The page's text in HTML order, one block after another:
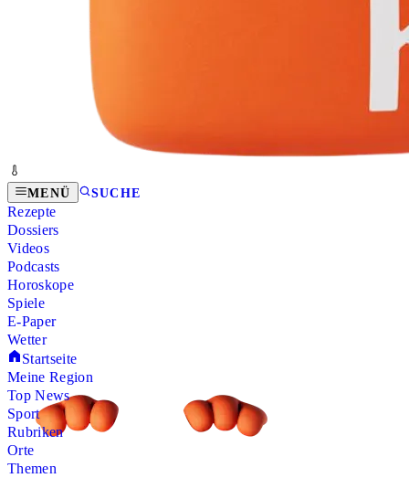
MENÜ SUCHE
Rezepte
Dossiers
Videos
Podcasts
Horoskope
Spiele
E-Paper
Wetter
Startseite
Meine Region
Top News
Sport
Rubriken
Orte
Themen